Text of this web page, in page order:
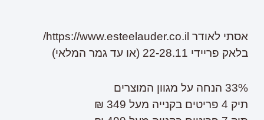
אסתי לאודר https://www.esteelauder.co.il/
בלאק פריידי 22-28.11 (או עד גמר המלאי)
33% הנחה על מגוון המוצרים
תיק 4 פריטים בקנייה מעל 349 ₪